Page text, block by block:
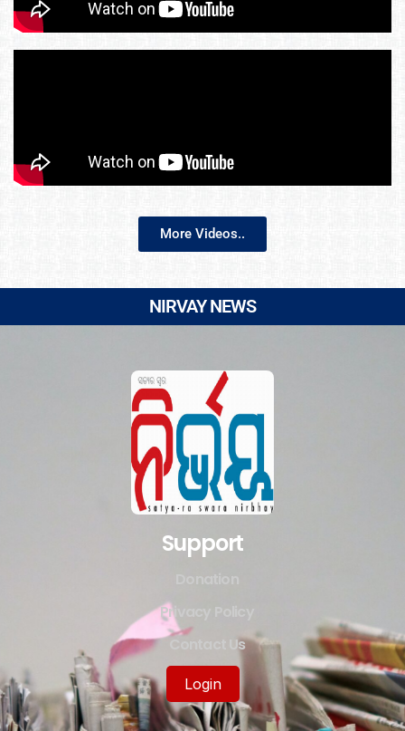
More Videos..
NIRVAY NEWS
Support
Privacy Policy
Contact Us
Login